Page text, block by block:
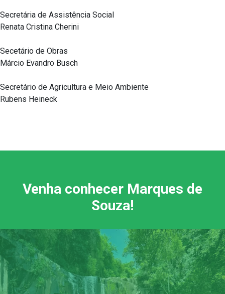
Secretária de Assistência Social
Renata Cristina Cherini
Secetário de Obras
Márcio Evandro Busch
Secretário de Agricultura e Meio Ambiente
Rubens Heineck
Venha conhecer Marques de
Souza!